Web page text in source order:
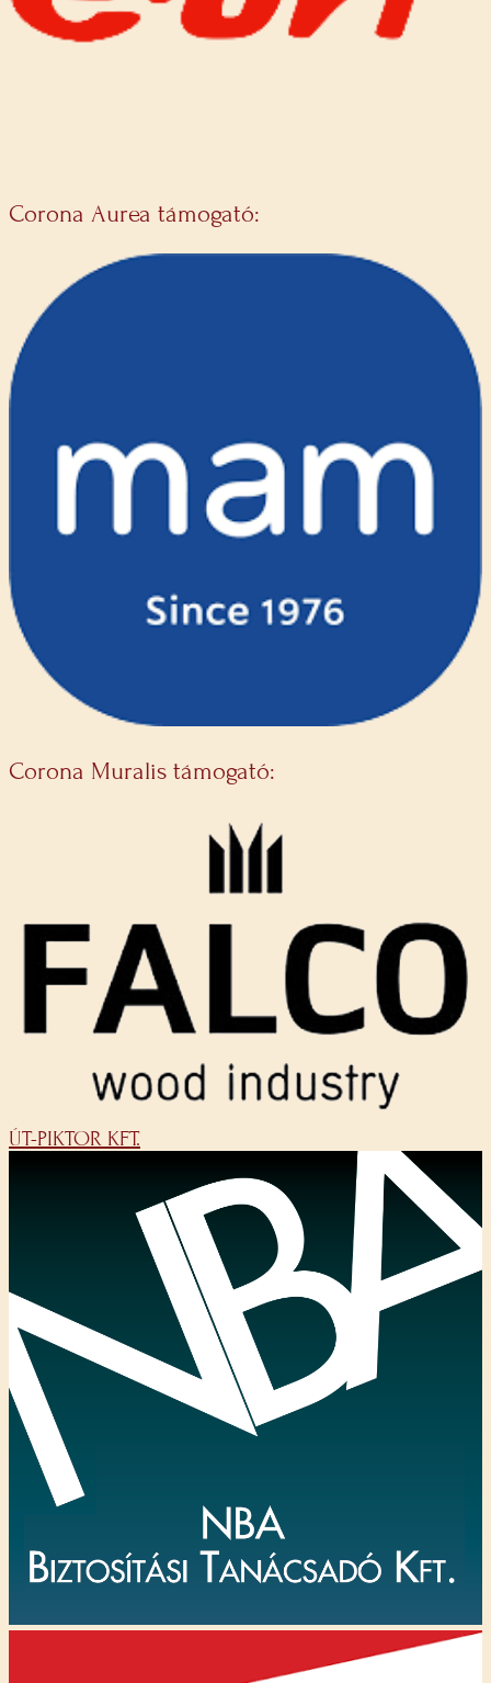
Corona Aurea támogató:
Corona Muralis támogató:
ÚT-PIKTOR KFT.